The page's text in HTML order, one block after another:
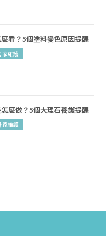
看？5個塗料變色原因提醒
家維護
麼做？5個大理石養護提醒
家維護